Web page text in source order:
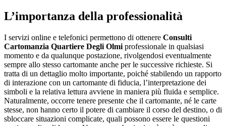
L’importanza della professionalità
I servizi online e telefonici permettono di ottenere Consulti
Cartomanzia Quartiere Degli Olmi professionale in qualsiasi
momento e da qualunque postazione, rivolgendosi eventualmente
sempre allo stesso cartomante anche per le successive richieste. Si
tratta di un dettaglio molto importante, poiché stabilendo un rapporto
di interazione con un cartomante di fiducia, l’interpretazione dei
simboli e la relativa lettura avviene in maniera più fluida e semplice.
Naturalmente, occorre tenere presente che il cartomante, né le carte
stesse, non hanno certo il potere di cambiare il corso del destino, o di
sbloccare situazioni complicate, quali possono essere le questioni